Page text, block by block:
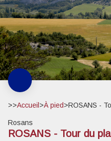
>>Accueil>À pied>ROSANS -
Rosans
ROSANS - Tour du